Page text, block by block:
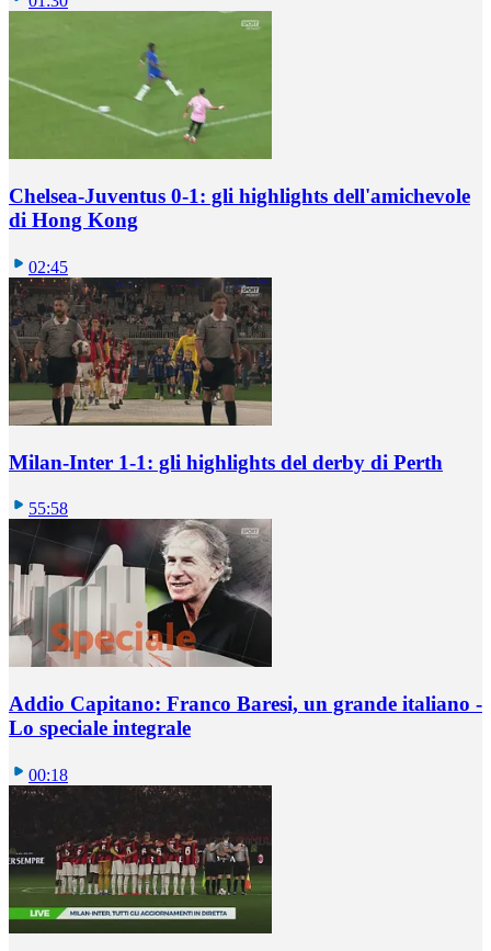
Chelsea-Juventus 0-1: gli highlights dell'amichevole
di Hong Kong
02:45
Milan-Inter 1-1: gli highlights del derby di Perth
55:58
Addio Capitano: Franco Baresi, un grande italiano -
Lo speciale integrale
00:18